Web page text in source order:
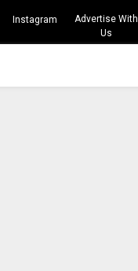
Instagram
Advertise With
Us